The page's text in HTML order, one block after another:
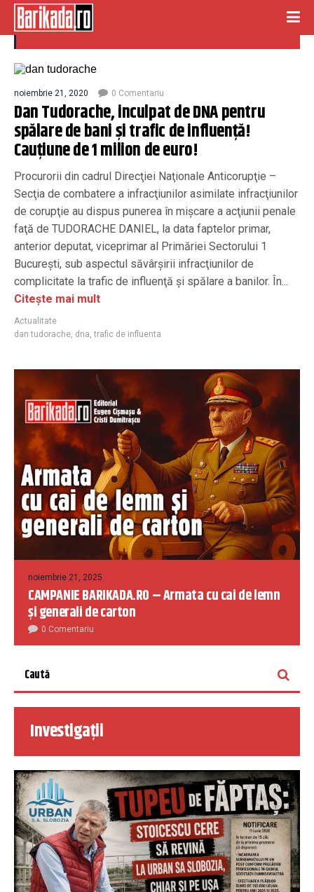
dan tudorache
noiembrie 21, 2020 0 Comentariu
Dan Tudorache, inculpat de DNA pentru
spălare de bani și trafic de influență!
Cauțiune de 1 milion de euro!
Procurorii din cadrul Direcţiei Naţionale Anticorupţie –
Secţia de combatere a infracţiunilor asimilate infracţiunilor
de corupţie au dispus punerea în mişcare a acţiunii penale
faţă de TUDORACHE DANIEL, la data faptelor primar,
anterior deputat, viceprimar al Primăriei Sectorului 1
Bucureşti, sub aspectul săvârşirii infracţiunilor de
complicitate la trafic de influenţă şi spălare a banilor. În...
Citește mai mult
Actualitate
dan tudorache, dna,trafic de influenta
noiembrie 21, 2025
CAMPANIE BARIKADA.RO – Armata cu cai de lemn
și generali de carton
0 Comentariu
Investigații